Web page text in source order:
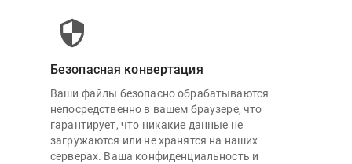
Безопасная конвертация
Ваши файлы безопасно обрабатываются
непосредственно в вашем браузере, что
гарантирует, что никакие данные не
загружаются или не хранятся на наших
серверах. Ваша конфиденциальность и